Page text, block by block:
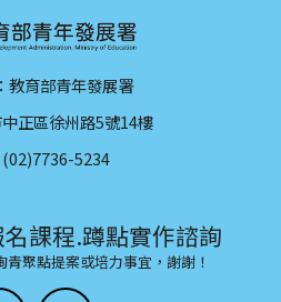
教育部青年發展署
正區徐州路5號14樓
5234
課程.蹲點實作諮詢
聚點提案或培力事宜，謝謝！